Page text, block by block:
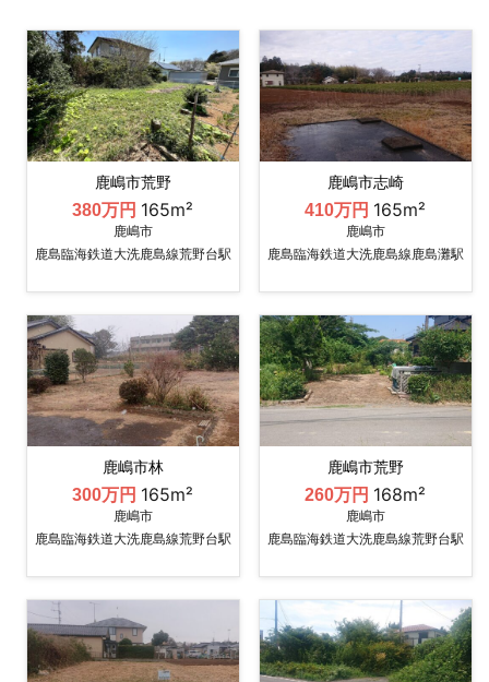
鹿嶋市荒野
380万円 165m²
鹿嶋市
鹿島臨海鉄道大洗鹿島線荒野台駅
鹿嶋市志崎
410万円 165m²
鹿嶋市
鹿島臨海鉄道大洗鹿島線鹿島灘駅
鹿嶋市林
300万円 165m²
鹿嶋市
鹿島臨海鉄道大洗鹿島線荒野台駅
鹿嶋市荒野
260万円 168m²
鹿嶋市
鹿島臨海鉄道大洗鹿島線荒野台駅